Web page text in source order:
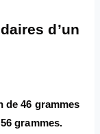
d’un
de 46 grammes
grammes.